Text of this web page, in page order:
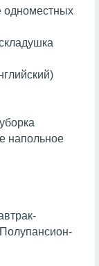
одноместных
напольное